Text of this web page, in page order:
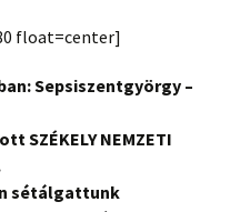
float=center]
Sepsiszentgyörgy –
SZÉKELY NEMZETI
sétálgattunk